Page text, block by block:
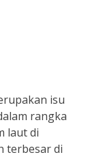
isu
rangka
laut di
terbesar di